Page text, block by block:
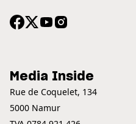
Media Inside
Rue de Coquelet, 134
5000 Namur